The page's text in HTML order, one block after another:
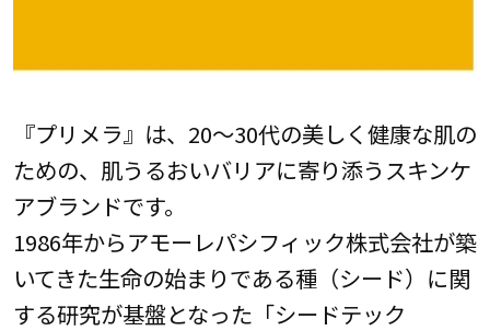
『プリメラ』は、20～30代の美しく健康な肌の
ための、肌うるおいバリアに寄り添うスキンケ
アブランドです。
1986年からアモーレパシフィック株式会社が築
いてきた生命の始まりである種（シード）に関
する研究が基盤となった「シードテック